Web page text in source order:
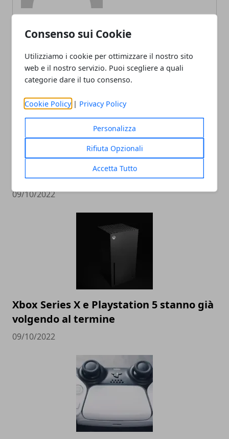
Consenso sui Cookie
Utilizziamo i cookie per ottimizzare il nostro sito
web e il nostro servizio. Puoi scegliere a quali
categorie dare il tuo consenso.
Cookie Policy | Privacy Policy
Personalizza
Rifiuta Opzionali
Accetta Tutto
L'editor di Street Fighter 6 crea
personaggi da incubo
09/10/2022
Xbox Series X e Playstation 5 stanno già
volgendo al termine
09/10/2022